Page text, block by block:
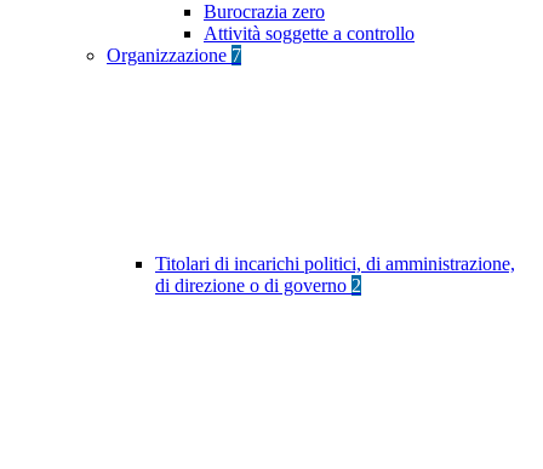
Burocrazia zero
Attività soggette a controllo
Organizzazione 7
Titolari di incarichi politici, di amministrazione,
di direzione o di governo 2